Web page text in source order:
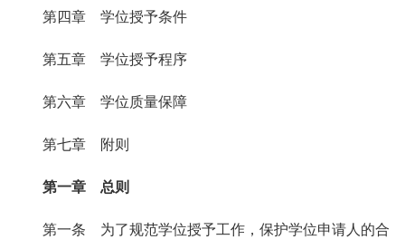
第四章 学位授予条件
第五章 学位授予程序
第六章 学位质量保障
第七章 附则
第一章 总则
第一条 为了规范学位授予工作，保护学位申请人的合